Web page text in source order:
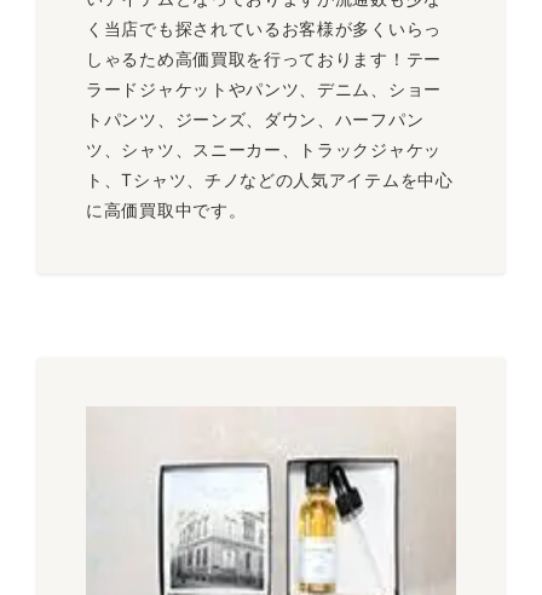
く当店でも探されているお客様が多くいらっ
しゃるため高価買取を行っております！テー
ラードジャケットやパンツ、デニム、ショー
トパンツ、ジーンズ、ダウン、ハーフパン
ツ、シャツ、スニーカー、トラックジャケッ
ト、Tシャツ、チノなどの人気アイテムを中心
に高価買取中です。